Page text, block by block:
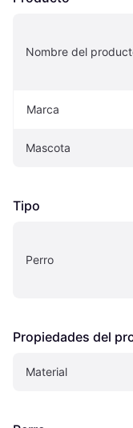
Nombre del
Marca
Mascota
Tipo
Perro
Propiedades del
Material